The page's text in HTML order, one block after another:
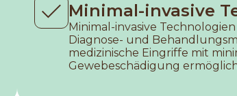
Minimal-invasive
Minimal-invasive
Diagnose- und
medizinische Eingriffe mit
Gewebeschädigung